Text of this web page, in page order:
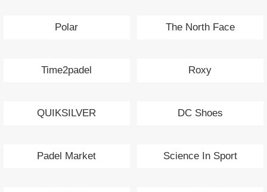
Polar The North Face
Time2padel Roxy
QUIKSILVER DC Shoes
Padel Market Science In Sport